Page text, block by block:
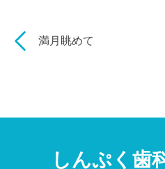
満月眺めて
しんぷく歯